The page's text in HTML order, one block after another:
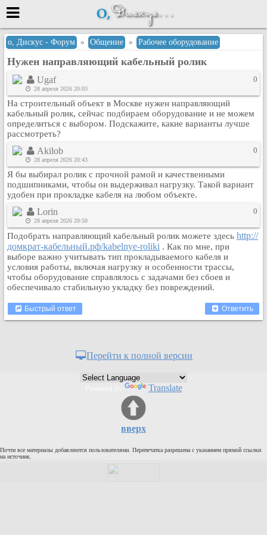
Меню
или войти через
Вход с 7ooo.ru
Регистрация
Забыли пароль?
Данные авторизации одинаковые с
сайтом 7ooo.ru
Форумы
Главная
Поиск
Новые сообщения
Беседы
Игры
Кулинария
Физкультура и спорт
Видео и Кино
Домашние питомцы
Норм
о, Дискус - Форум » Общение » Рабочее оборудование
Нужен направляющий кабельный ролик
Ugaf
28 апреля 2026 20:03
0
На строительный объект в Москве нужен направляющий
кабельный ролик, сейчас подбираем оборудование и не можем
определиться с выбором. Подскажите, какие варианты лучше
рассмотреть?
Akilob
28 апреля 2026 20:43
0
Я бы выбирал ролик с прочной рамой и качественными
подшипниками, чтобы он выдерживал нагрузку. Такой вариант
удобен при прокладке кабеля на любом объекте.
Lorin
28 апреля 2026 20:50
0
Подобрать направляющий кабельный ролик можете здесь http://
домкрат-кабельный.рф/kabelnye-roliki . Как по мне, при
выборе важно учитывать тип прокладываемого кабеля и
условия работы, включая нагрузку и особенности трассы,
чтобы оборудование справлялось с задачами без сбоев и
обеспечивало стабильную укладку без повреждений.
Быстрый ответ Ответить
Перейти к полной версии
Translate
вверх
Почти все материалы добавляются пользователями. Перепечатка разрешена с указанием прямой ссылки
на источник.